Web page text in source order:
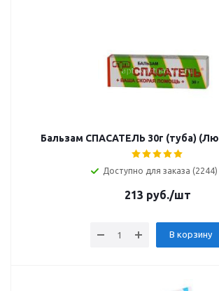
Бальзам СПАСАТЕЛЬ 30г (туба)
Доступно для заказа (2244)
213 руб./шт
В корзину